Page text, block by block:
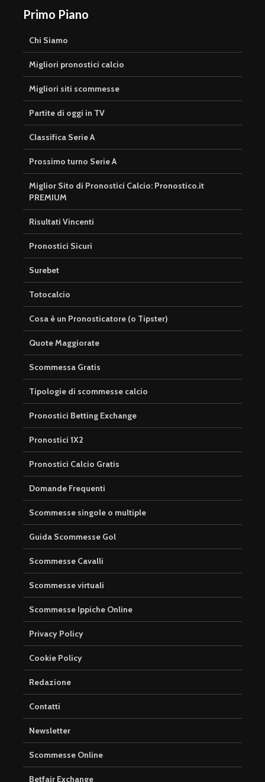
Primo Piano
Chi Siamo
Migliori pronostici calcio
Migliori siti scommesse
Partite di oggi in TV
Classifica Serie A
Prossimo turno Serie A
Miglior Sito di Pronostici Calcio: Pronostico.it
PREMIUM
Risultati Vincenti
Pronostici Sicuri
Surebet
Totocalcio
Cosa è un Pronosticatore (o Tipster)
Quote Maggiorate
Scommessa Gratis
Tipologie di scommesse calcio
Pronostici Betting Exchange
Pronostici 1X2
Pronostici Calcio Gratis
Domande Frequenti
Scommesse singole o multiple
Guida Scommesse Gol
Scommesse Cavalli
Scommesse virtuali
Scommesse Ippiche Online
Privacy Policy
Cookie Policy
Redazione
Contatti
Newsletter
Scommesse Online
Betfair Exchange